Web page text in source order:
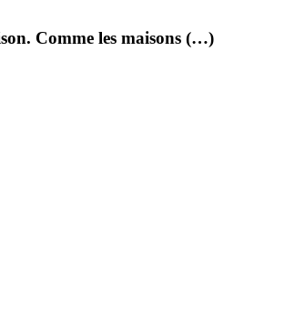
Comme les maisons (…)